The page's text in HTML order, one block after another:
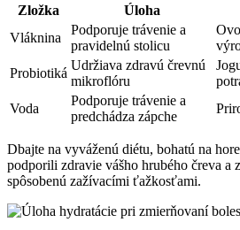
Zložka Úloha
Vláknina
Podporuje trávenie a
pravidelnú stolicu
Probiotiká
Udržiava zdravú črevnú
mikroflóru
Voda
Podporuje trávenie a
predchádza zápche
Dbajte na vyváženú diétu, bohatú na
podporili zdravie vášho hrubého čreva a
spôsobenú zažívacími ťažkosťami.